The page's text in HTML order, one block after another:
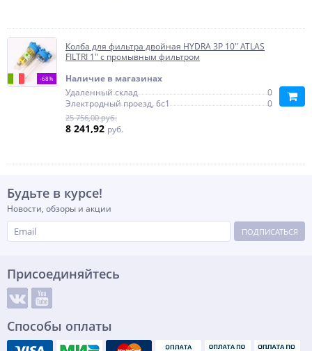
-68%
Колба для фильтра двойная HYDRA 3P 10" ATLAS
FILTRI 1" с промывным фильтром
Наличие в магазинах
Удаленный склад
0
Электродный проезд, 6с1
0
25 756,00 руб.
8 241,92 руб.
Будьте в курсе!
Новости, обзоры и акции
ПОДПИСАТЬСЯ
Присоединяйтесь
Способы оплаты